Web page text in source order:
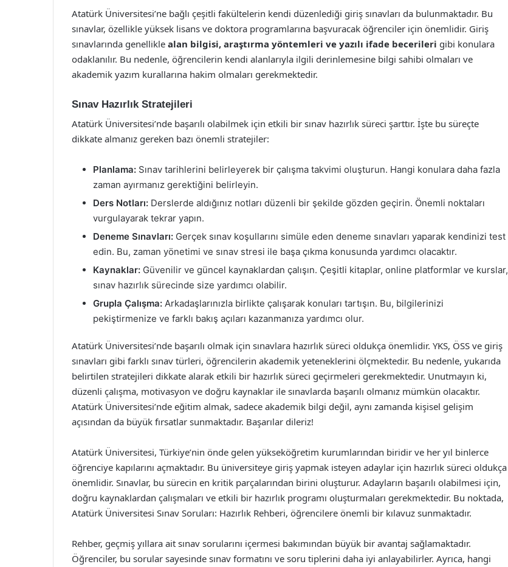
Atatürk Üniversitesi’ne bağlı çeşitli fakültelerin kendi düzenlediği giriş sınavları da bulunmaktadır. Bu
sınavlar, özellikle yüksek lisans ve doktora programlarına başvuracak öğrenciler için önemlidir. Giriş
sınavlarında genellikle alan bilgisi, araştırma yöntemleri ve yazılı ifade becerileri gibi konulara
odaklanılır. Bu nedenle, öğrencilerin kendi alanlarıyla ilgili derinlemesine bilgi sahibi olmaları ve
akademik yazım kurallarına hakim olmaları gerekmektedir.
Sınav Hazırlık Stratejileri
Atatürk Üniversitesi’nde başarılı olabilmek için etkili bir sınav hazırlık süreci şarttır. İşte bu süreçte
dikkate almanız gereken bazı önemli stratejiler:
Planlama: Sınav tarihlerini belirleyerek bir çalışma takvimi oluşturun. Hangi konulara daha fazla
zaman ayırmanız gerektiğini belirleyin.
Ders Notları: Derslerde aldığınız notları düzenli bir şekilde gözden geçirin. Önemli noktaları
vurgulayarak tekrar yapın.
Deneme Sınavları: Gerçek sınav koşullarını simüle eden deneme sınavları yaparak kendinizi test
edin. Bu, zaman yönetimi ve sınav stresi ile başa çıkma konusunda yardımcı olacaktır.
Kaynaklar: Güvenilir ve güncel kaynaklardan çalışın. Çeşitli kitaplar, online platformlar ve kurslar,
sınav hazırlık sürecinde size yardımcı olabilir.
Grupla Çalışma: Arkadaşlarınızla birlikte çalışarak konuları tartışın. Bu, bilgilerinizi
pekiştirmenize ve farklı bakış açıları kazanmanıza yardımcı olur.
Atatürk Üniversitesi’nde başarılı olmak için sınavlara hazırlık süreci oldukça önemlidir. YKS, ÖSS ve giriş
sınavları gibi farklı sınav türleri, öğrencilerin akademik yeteneklerini ölçmektedir. Bu nedenle, yukarıda
belirtilen stratejileri dikkate alarak etkili bir hazırlık süreci geçirmeleri gerekmektedir. Unutmayın ki,
düzenli çalışma, motivasyon ve doğru kaynaklar ile sınavlarda başarılı olmanız mümkün olacaktır.
Atatürk Üniversitesi’nde eğitim almak, sadece akademik bilgi değil, aynı zamanda kişisel gelişim
açısından da büyük fırsatlar sunmaktadır. Başarılar dileriz!
Atatürk Üniversitesi, Türkiye’nin önde gelen yükseköğretim kurumlarından biridir ve her yıl binlerce
öğrenciye kapılarını açmaktadır. Bu üniversiteye giriş yapmak isteyen adaylar için hazırlık süreci oldukça
önemlidir. Sınavlar, bu sürecin en kritik parçalarından birini oluşturur. Adayların başarılı olabilmesi için,
doğru kaynaklardan çalışmaları ve etkili bir hazırlık programı oluşturmaları gerekmektedir. Bu noktada,
Atatürk Üniversitesi Sınav Soruları: Hazırlık Rehberi, öğrencilere önemli bir kılavuz sunmaktadır.
Rehber, geçmiş yıllara ait sınav sorularını içermesi bakımından büyük bir avantaj sağlamaktadır.
Öğrenciler, bu sorular sayesinde sınav formatını ve soru tiplerini daha iyi anlayabilirler. Ayrıca, hangi